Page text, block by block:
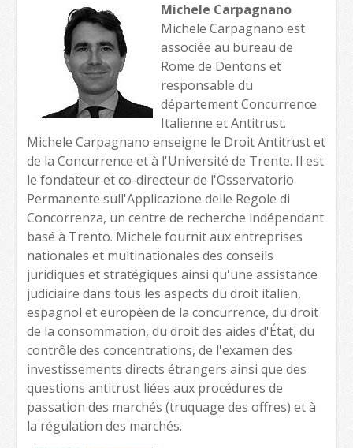
Michele Carpagnano
Michele Carpagnano est
associée au bureau de
Rome de Dentons et
responsable du
département Concurrence
Italienne et Antitrust.
Michele Carpagnano enseigne le Droit Antitrust et
de la Concurrence et à l'Université de Trente. Il est
le fondateur et co-directeur de l'Osservatorio
Permanente sull'Applicazione delle Regole di
Concorrenza, un centre de recherche indépendant
basé à Trento. Michele fournit aux entreprises
nationales et multinationales des conseils
juridiques et stratégiques ainsi qu'une assistance
judiciaire dans tous les aspects du droit italien,
espagnol et européen de la concurrence, du droit
de la consommation, du droit des aides d'État, du
contrôle des concentrations, de l'examen des
investissements directs étrangers ainsi que des
questions antitrust liées aux procédures de
passation des marchés (truquage des offres) et à
la régulation des marchés.